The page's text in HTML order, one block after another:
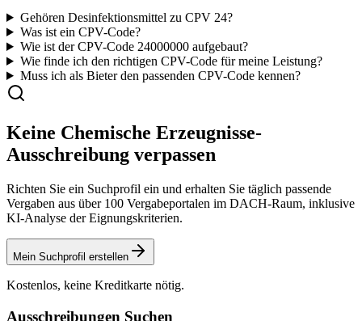
Gehören Desinfektionsmittel zu CPV 24?
Was ist ein CPV-Code?
Wie ist der CPV-Code 24000000aufgebaut?
Wie finde ich den richtigen CPV-Code für meine Leistung?
Muss ich als Bieter den passenden CPV-Code kennen?
Keine Chemische Erzeugnisse-
Ausschreibung verpassen
Richten Sie ein Suchprofil ein und erhalten Sie täglich passende
Vergaben aus über 100 Vergabeportalen im DACH-Raum, inklusive
KI-Analyse der Eignungskriterien.
Mein Suchprofil erstellen
Kostenlos, keine Kreditkarte nötig.
Ausschreibungen Suchen